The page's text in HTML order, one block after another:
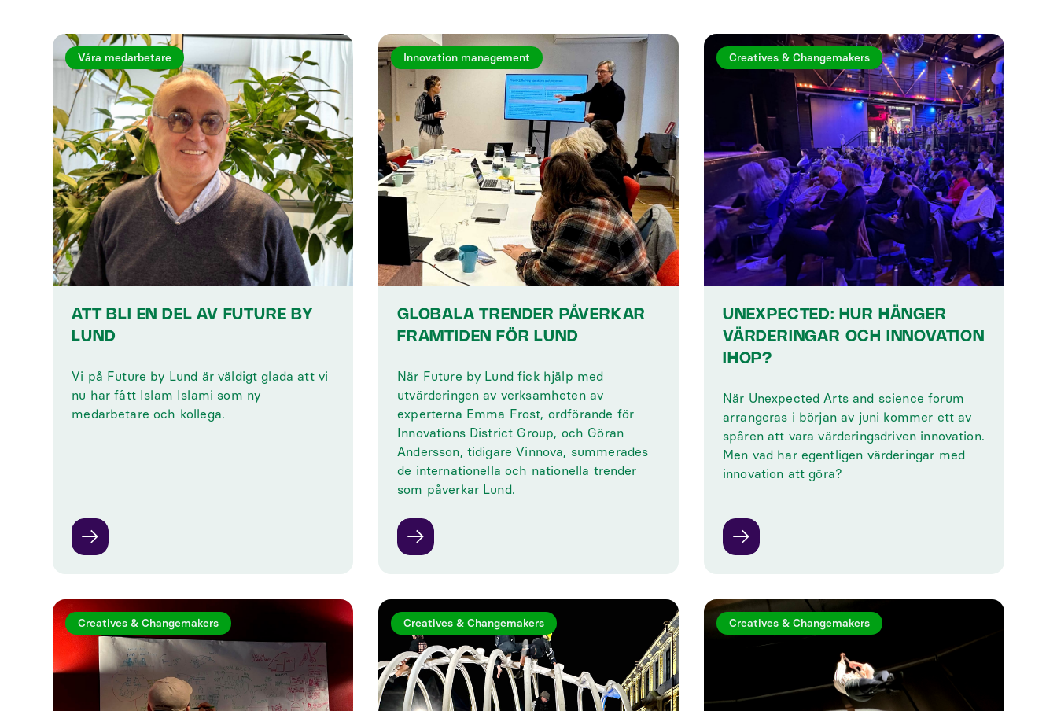
Våra medarbetare
ATT BLI EN DEL AV FUTURE BY
LUND
Vi på Future by Lund är väldigt glada att vi
nu har fått Islam Islami som ny
medarbetare och kollega.
Innovation management
GLOBALA TRENDER PÅVERKAR
FRAMTIDEN FÖR LUND
När Future by Lund fick hjälp med
utvärderingen av verksamheten av
experterna Emma Frost, ordförande för
Innovations District Group, och Göran
Andersson, tidigare Vinnova, summerades
de internationella och nationella trender
som påverkar Lund.
Creatives & Changemakers
UNEXPECTED: HUR HÄNGER
VÄRDERINGAR OCH INNOVATION
IHOP?
När Unexpected Arts and science forum
arrangeras i början av juni kommer ett av
spåren att vara värderingsdriven innovation.
Men vad har egentligen värderingar med
innovation att göra?
Creatives & Changemakers Creatives & Changemakers Creatives & Changemakers